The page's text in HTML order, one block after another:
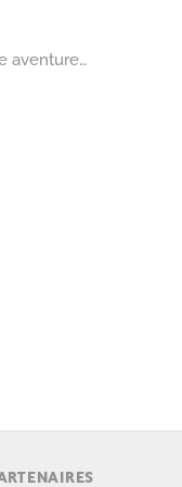
aventure…